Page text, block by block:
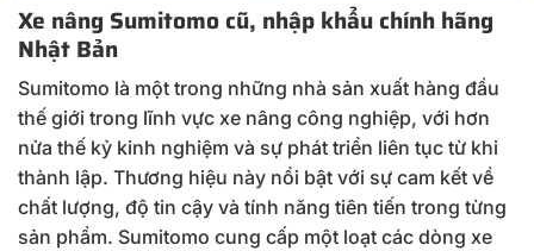
Xe nâng Sumitomo cũ, nhập khẩu chính hãng
Nhật Bản
Sumitomo là một trong những nhà sản xuất hàng đầu
thế giới trong lĩnh vực xe nâng công nghiệp, với hơn
nửa thế kỷ kinh nghiệm và sự phát triển liên tục từ khi
thành lập. Thương hiệu này nổi bật với sự cam kết về
chất lượng, độ tin cậy và tính năng tiên tiến trong từng
sản phẩm. Sumitomo cung cấp một loạt các dòng xe